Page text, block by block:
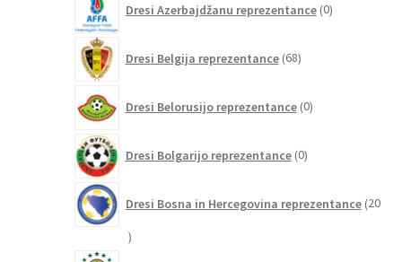
Dresi Azerbajdžanu reprezentance 0izdelkov
Dresi Belgija reprezentance 68izdelkov
Dresi Belorusijo reprezentance 0izdelkov
Dresi Bolgarijo reprezentance 0izdelkov
Dresi Bosna in Hercegovina reprezentance 20
20